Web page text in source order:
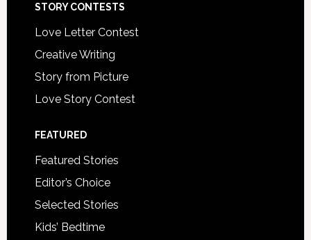
STORY CONTESTS
Love Letter Contest
Creative Writing
Story from Picture
Love Story Contest
FEATURED
Featured Stories
Editor’s Choice
Selected Stories
Kids’ Bedtime